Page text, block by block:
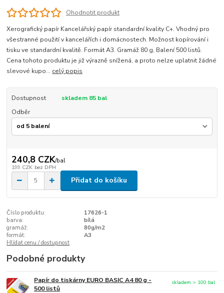
Ohodnotit produkt
Xerografický papír Kancelářský papír standardní kvality C+. Vhodný pro
všestranné použití v kancelářích i domácnostech. Možnost kopírování i
tisku ve standardní kvalitě. Formát A3. Gramáž 80 g, Balení 500 listů.
Cena tohoto produktu je již výrazně snížená, a proto nelze uplatnit žádné
slevové kupo... celý popis
Dostupnost
skladem 85 bal
Odběr
240,8 CZK/bal
199 CZK bez DPH
Přidat do košíku
Číslo produktu:
17626-1
barva:
bílá
gramáž:
80g/m2
formát:
A3
Hlídat cenu / dostupnost
Podobné produkty
Papír do tiskárny EURO BASIC A4 80 g -
500 listů
skladem > 100 bal